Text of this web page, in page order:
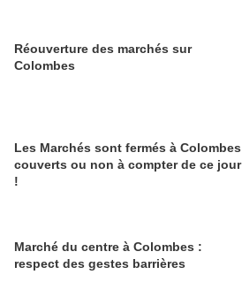
Réouverture des marchés sur
Colombes
Les Marchés sont fermés à Colombes
couverts ou non à compter de ce jour
!
Marché du centre à Colombes :
respect des gestes barrières